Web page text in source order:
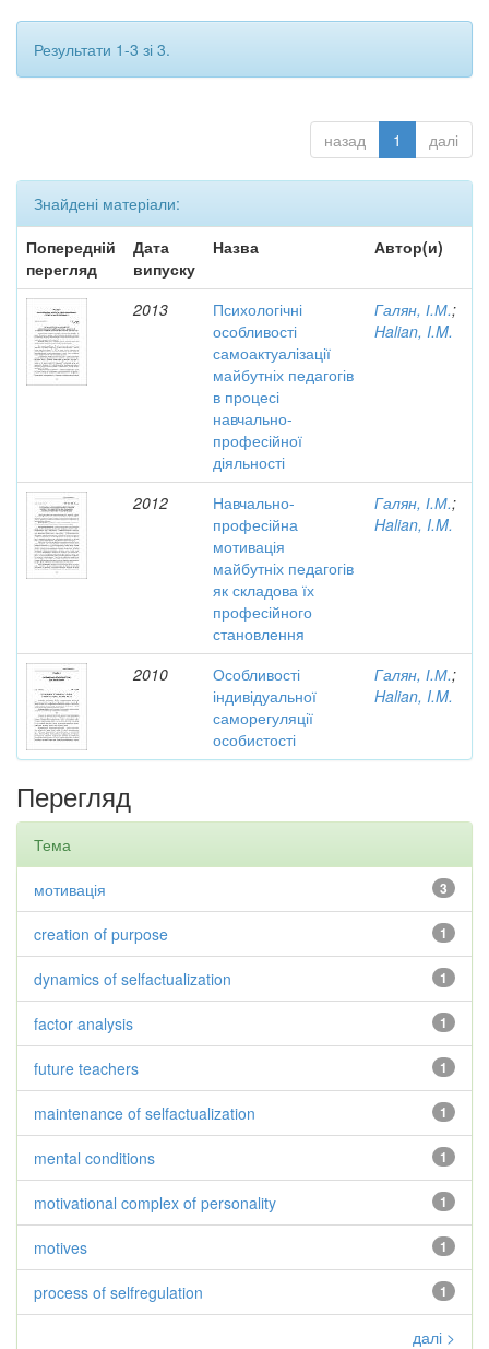
Результати 1-3 зі 3.
назад 1 далі
Знайдені матеріали:
Попередній
перегляд
Дата
випуску
Назва Автор(и)
2013
Психологічні
особливості
самоактуалізації
майбутніх педагогів
в процесі
навчально-
професійної
діяльності
Галян, І.М.;
Halian, I.M.
2012
Навчально-
професійна
мотивація
майбутніх педагогів
як складова їх
професійного
становлення
Галян, І.М.;
Halian, I.M.
2010
Особливості
індивідуальної
саморегуляції
особистості
Галян, І.М.;
Halian, I.M.
Перегляд
Тема
3
мотивація
1
creation of purpose
1
dynamics of selfactualization
1
factor analysis
1
future teachers
1
maintenance of selfactualization
1
mental conditions
1
motivational complex of personality
1
motives
1
process of selfregulation
далі >